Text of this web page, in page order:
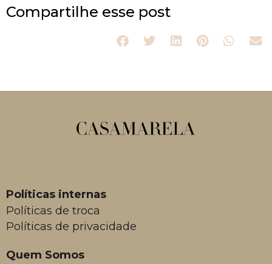
Compartilhe esse post
Políticas internas
Políticas de troca
Políticas de privacidade
Quem Somos